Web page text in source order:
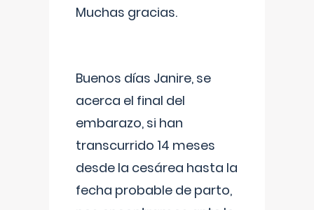
Muchas gracias.
Buenos días Janire, se
acerca el final del
embarazo, si han
transcurrido 14 meses
desde la cesárea hasta la
fecha probable de parto,